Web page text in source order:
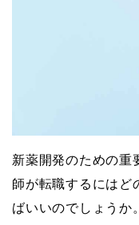
新薬開発のための重
師が転職するにはど
ばいいのでしょうか。